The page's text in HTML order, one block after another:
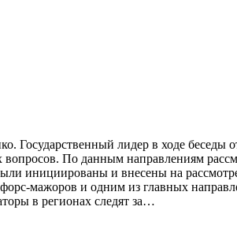
лидер в ходе беседы
вопросов. По данным направлениям
инициированы и внесены на
форс-мажоров и одним из главных
в регионах следят за…